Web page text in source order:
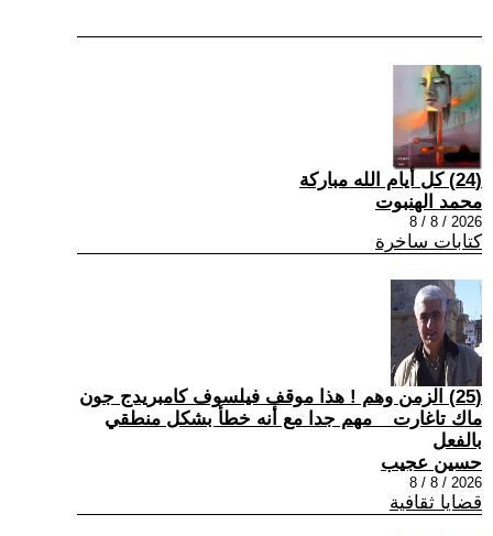
(24) كل أيام الله مباركة
محمد الهنبوت
2026 / 8 / 8
كتابات ساخرة
(25) الزمن وهم ! هذا موقف فيلسوف كامبريدج جون
ماك تاغارت _ مهم جدا مع أنه خطأ بشكل منطقي
بالفعل
حسين عجيب
2026 / 8 / 8
قضايا ثقافية